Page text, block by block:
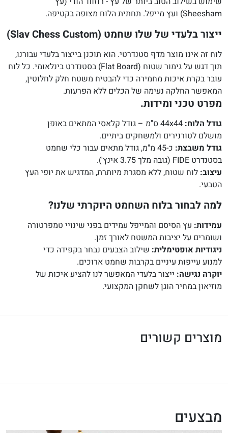
Sheesham) ועץ מייפל. תחתית הלוח מצופה בקטיפה.
ייצור בלעדי של שלו שחמט (Slav Chess Custom)
לוח זה אינו מוצר מדף סטנדרטי. הוא תוכנן בייצור בלעדי עבורנו,
תוך דגש על גימור שטוח (Flat Board) בסטנדרט בינלאומי. כל לוח
עובר בקרת איכות מחמירה כדי להבטיח משטח חלק לחלוטין,
המאפשר החלקה נעימה של הכלים ללא הפרעות.
מפרט טכני ומידות.
גודל הלוח:
44x44 ס"מ – גודל קלאסי המתאים באופן
מושלם לטורנירים ולמשחקים ביתיים.
גודל משבצת:
כ-45 מ"מ, גודל מתאים עבור כלי שחמט
בסטנדרט FIDE (גובה מלך 3.75 אינץ').
עיצוב: לוח שטוח, ללא מסגרת מיותרת, המדגיש את יופי העץ
הטבעי.
למה לבחור בלוח השחמט היוקרתי שלנו?
עמידות: עץ הסיסם והמייפל עמידים בפני שינויי טמפרטורה
ושומרים על יציבות המשטח לאורך זמן.
ניגודיות אופטימלית: שילוב הצבעים נבחר בקפידה כדי
למנוע עייפות עיניים בקרבות שחמט ארוכים.
יוקרה נגישה: ייצור בלעדי המאפשר לנו להציע איכות של
מוזיאון במחיר הוגן לשחקן המקצועי.
מוצרים קשורים
מבצעים